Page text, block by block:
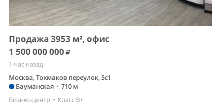
Продажа 3953 м², офис
1 500 000 000
1 час назад
Москва, Токмаков переулок, 5с1
Бауманская • 710 м
Бизнес-центр • Класс B+